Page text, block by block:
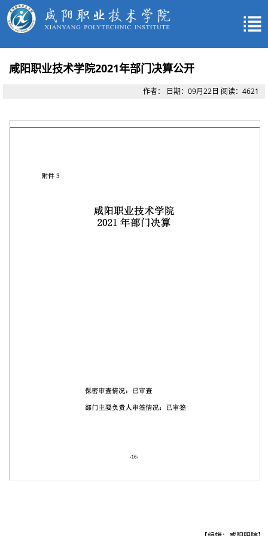
咸阳职业技术学院2021年部门决算公开
作者： 日期：09月22日 阅读： 4621